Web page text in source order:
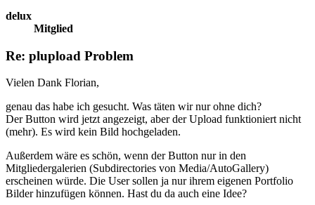
delux
Mitglied
Re: plupload Problem
Vielen Dank Florian,
genau das habe ich gesucht. Was täten wir nur ohne dich?
Der Button wird jetzt angezeigt, aber der Upload funktioniert nicht
(mehr). Es wird kein Bild hochgeladen.
Außerdem wäre es schön, wenn der Button nur in den
Mitgliedergalerien (Subdirectories von Media/AutoGallery)
erscheinen würde. Die User sollen ja nur ihrem eigenen Portfolio
Bilder hinzufügen können. Hast du da auch eine Idee?